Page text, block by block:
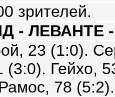
зрителей.
- ЛЕВАНТЕ -
23 (1:0).
(3:0). Гейхо,
78 (5:2).